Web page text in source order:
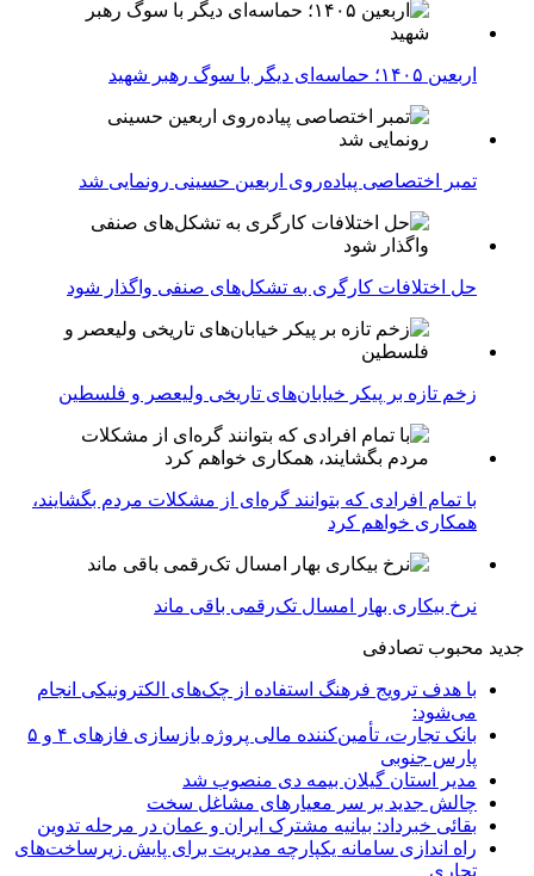
اربعین ۱۴۰۵؛ حماسه‌ای دیگر با سوگ رهبر شهید
تمبر اختصاصی پیاده‌روی اربعین حسینی رونمایی شد
حل اختلافات کارگری به تشکل‌های صنفی واگذار شود
زخم تازه بر پیکر خیابان‌های تاریخی ولیعصر و فلسطین
با تمام افرادی که بتوانند گره‌ای از مشکلات مردم بگشایند،
همکاری خواهم کرد
نرخ بیکاری بهار امسال تک‌رقمی باقی ماند
جدید محبوب تصادفی
با هدف ترویج فرهنگ استفاده از چک‌های الکترونیکی انجام
می‌شود:
بانک تجارت، تأمین‌کننده مالی پروژه بازسازی فازهای ۴ و ۵
پارس جنوبی
مدیر استان گیلان بیمه دی منصوب شد
چالش جدید بر سر معیارهای مشاغل سخت
بقائی خبرداد: بیانیه مشترک ایران و عمان در مرحله تدوین
راه اندازی سامانه یکپارچه مدیریت برای پایش زیرساخت‌های
تجاری